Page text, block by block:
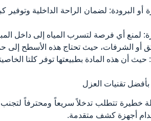
البرودة: لضمان الراحة الداخلية وتوفير
لمنع أي فرصة لتسرب المياه إلى داخل
أو الشرفات، حيث تحتاج هذه الأسطح إلى
حيث أن هذه المادة بطبيعتها توفر كلتا
تقنيات العزل
خطيرة تتطلب تدخلاً سريعاً ومحترفاً
أجهزة كشف متقدمة.